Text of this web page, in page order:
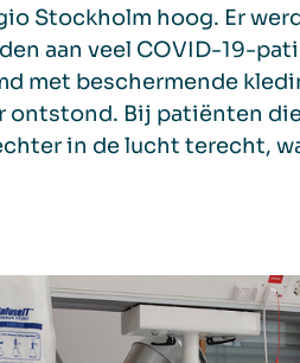
Stockholm hoog. Er
aan veel COVID-19-
met beschermende
ontstond. Bij patiënten
in de lucht terecht,